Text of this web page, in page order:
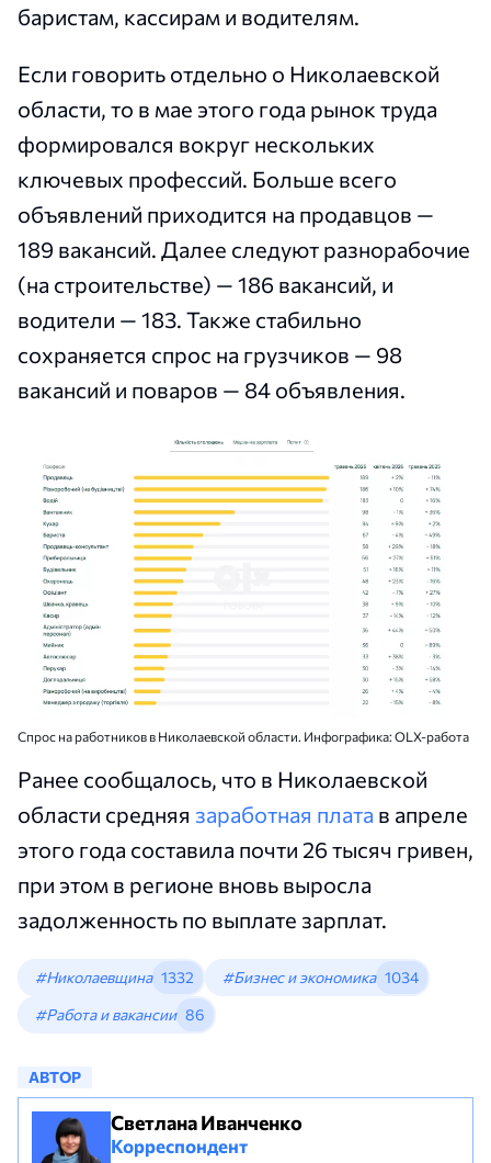
баристам, кассирам и водителям.
Если говорить отдельно о Николаевской
области, то в мае этого года рынок труда
формировался вокруг нескольких
ключевых профессий. Больше всего
объявлений приходится на продавцов —
189 вакансий. Далее следуют разнорабочие
(на строительстве) — 186 вакансий, и
водители — 183. Также стабильно
сохраняется спрос на грузчиков — 98
вакансий и поваров — 84 объявления.
Спрос на работников в Николаевской области. Инфографика: OLX-работа
Ранее сообщалось, что в Николаевской
области средняя заработная плата в апреле
этого года составила почти 26 тысяч гривен,
при этом в регионе вновь выросла
задолженность по выплате зарплат.
#Николаевщина 1332 #Бизнес и экономика 1034
#Работа и вакансии 86
АВТОР
Светлана Иванченко
Корреспондент